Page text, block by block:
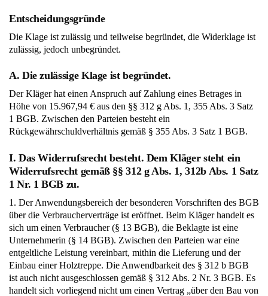
Entscheidungsgründe
Die Klage ist zulässig und teilweise begründet, die Widerklage ist
zulässig, jedoch unbegründet.
A. Die zulässige Klage ist begründet.
Der Kläger hat einen Anspruch auf Zahlung eines Betrages in
Höhe von 15.967,94 € aus den §§ 312 g Abs. 1, 355 Abs. 3 Satz
1 BGB. Zwischen den Parteien besteht ein
Rückgewährschuldverhältnis gemäß § 355 Abs. 3 Satz 1 BGB.
I. Das Widerrufsrecht besteht. Dem Kläger steht ein
Widerrufsrecht gemäß §§ 312 g Abs. 1, 312b Abs. 1 Satz
1 Nr. 1 BGB zu.
1. Der Anwendungsbereich der besonderen Vorschriften des BGB
über die Verbraucherverträge ist eröffnet. Beim Kläger handelt es
sich um einen Verbraucher (§ 13 BGB), die Beklagte ist eine
Unternehmerin (§ 14 BGB). Zwischen den Parteien war eine
entgeltliche Leistung vereinbart, mithin die Lieferung und der
Einbau einer Holztreppe. Die Anwendbarkeit des § 312 b BGB
ist auch nicht ausgeschlossen gemäß § 312 Abs. 2 Nr. 3 BGB. Es
handelt sich vorliegend nicht um einen Vertrag „über den Bau von